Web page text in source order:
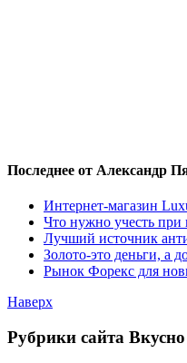
Последнее от Александр
Интернет-магазин
Что нужно учесть при
Лучший источник
Золото-это деньги, а
Рынок Форекс для
Наверх
Рубрики сайта